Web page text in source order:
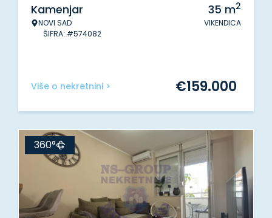
Kamenjar
NOVI SAD
ŠIFRA: #574082
35 m2
VIKENDICA
Više o nekretnini > €159.000
360°